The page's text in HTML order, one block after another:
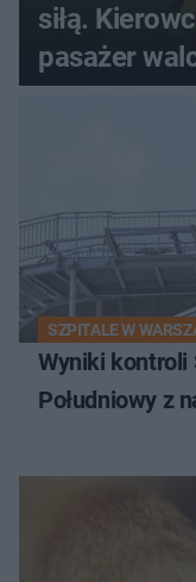
siłą.
pasażer
SZPITALE W
Wyniki kontroli
Południowy z